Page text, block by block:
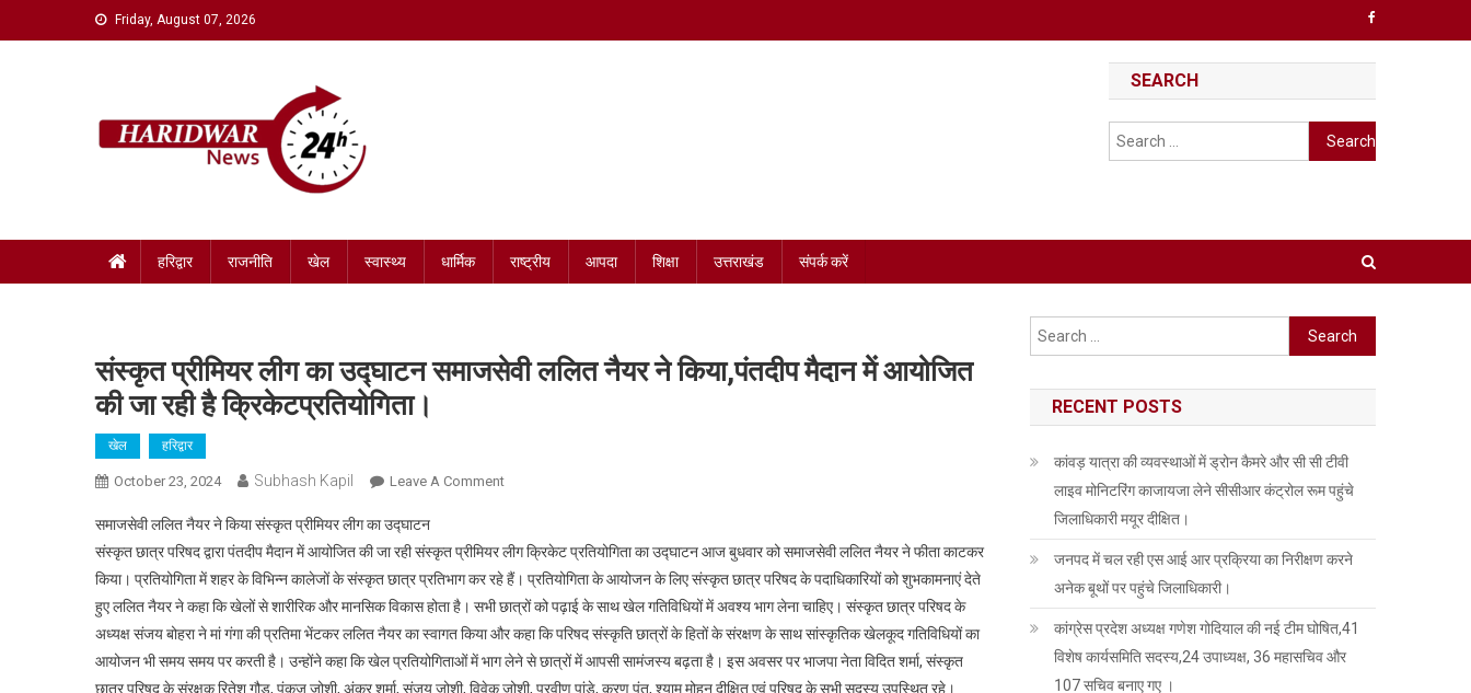
to
Friday, August 07, 2026
SEARCH
Search
for:
हरिद्वार राजनीति खेल स्वास्थ्य धार्मिक राष्ट्रीय आपदा शिक्षा उत्तराखंड संपर्क करें
संस्कृत प्रीमियर लीग का उद्घाटन समाजसेवी ललित नैयर ने किया,पंतदीप मैदान में आयोजित
की जा रही है क्रिकेटप्रतियोगिता।
खेल हरिद्वार
October 23, 2024 Subhash Kapil Leave A CommentOn
लीग
का
उद्घाटन
समाजसेवी
ललित
नैयर
समाजसेवी ललित नैयर ने किया संस्कृत प्रीमियर लीग का उद्घाटन
संस्कृत छात्र परिषद द्वारा पंतदीप मैदान में आयोजित की जा रही संस्कृत प्रीमियर लीग क्रिकेट प्रतियोगिता का उद्घाटन आज बुधवार को समाजसेवी ललित नैयर ने फीता काटकर
किया। प्रतियोगिता में शहर के विभिन्न कालेजों के संस्कृत छात्र प्रतिभाग कर रहे हैं। प्रतियोगिता के आयोजन के लिए संस्कृत छात्र परिषद के पदाधिकारियों को शुभकामनाएं देते
हुए ललित नैयर ने कहा कि खेलों से शारीरिक और मानसिक विकास होता है। सभी छात्रों को पढ़ाई के साथ खेल गतिविधियों में अवश्य भाग लेना चाहिए। संस्कृत छात्र परिषद के
अध्यक्ष संजय बोहरा ने मां गंगा की प्रतिमा भेंटकर ललित नैयर का स्वागत किया और कहा कि परिषद संस्कृति छात्रों के हितों के संरक्षण के साथ सांस्कृतिक खेलकूद गतिविधियों का
आयोजन भी समय समय पर करती है। उन्होंने कहा कि खेल प्रतियोगिताओं में भाग लेने से छात्रों में आपसी सामंजस्य बढ़ता है। इस अवसर पर भाजपा नेता विदित शर्मा, संस्कृत
छात्र परिषद के संरक्षक रितेश गौड़, पंकज जोशी, अंकुर शर्मा, संजय जोशी, विवेक जोशी, प्रवीण पांडे, करण पंत, श्याम मोहन दीक्षित एवं परिषद के सभी सदस्य उपस्थित रहे।
Search
for:
RECENT POSTS
कांवड़ यात्रा की व्यवस्थाओं में ड्रोन कैमरे और सी सी टीवी
लाइव मोनिटरिंग काजायजा लेने सीसीआर कंट्रोल रूम पहुंचे
जिलाधिकारी मयूर दीक्षित।
जनपद में चल रही एस आई आर प्रक्रिया का निरीक्षण करने
अनेक बूथों पर पहुंचे जिलाधिकारी।
कांग्रेस प्रदेश अध्यक्ष गणेश गोदियाल की नई टीम घोषित,41
विशेष कार्यसमिति सदस्य,24 उपाध्यक्ष, 36 महासचिव और
107 सचिव बनाए गए ।